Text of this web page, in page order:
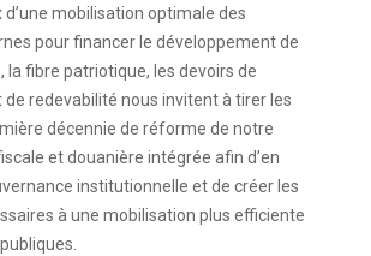
d’une mobilisation optimale des
pour financer le développement de
la fibre patriotique, les devoirs de
redevabilité nous invitent à tirer les
décennie de réforme de notre
et douanière intégrée afin d’en
institutionnelle et de créer les
à une mobilisation plus efficiente